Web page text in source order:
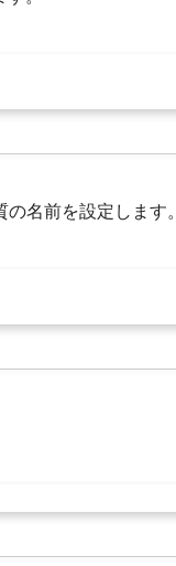
名前を設定します。